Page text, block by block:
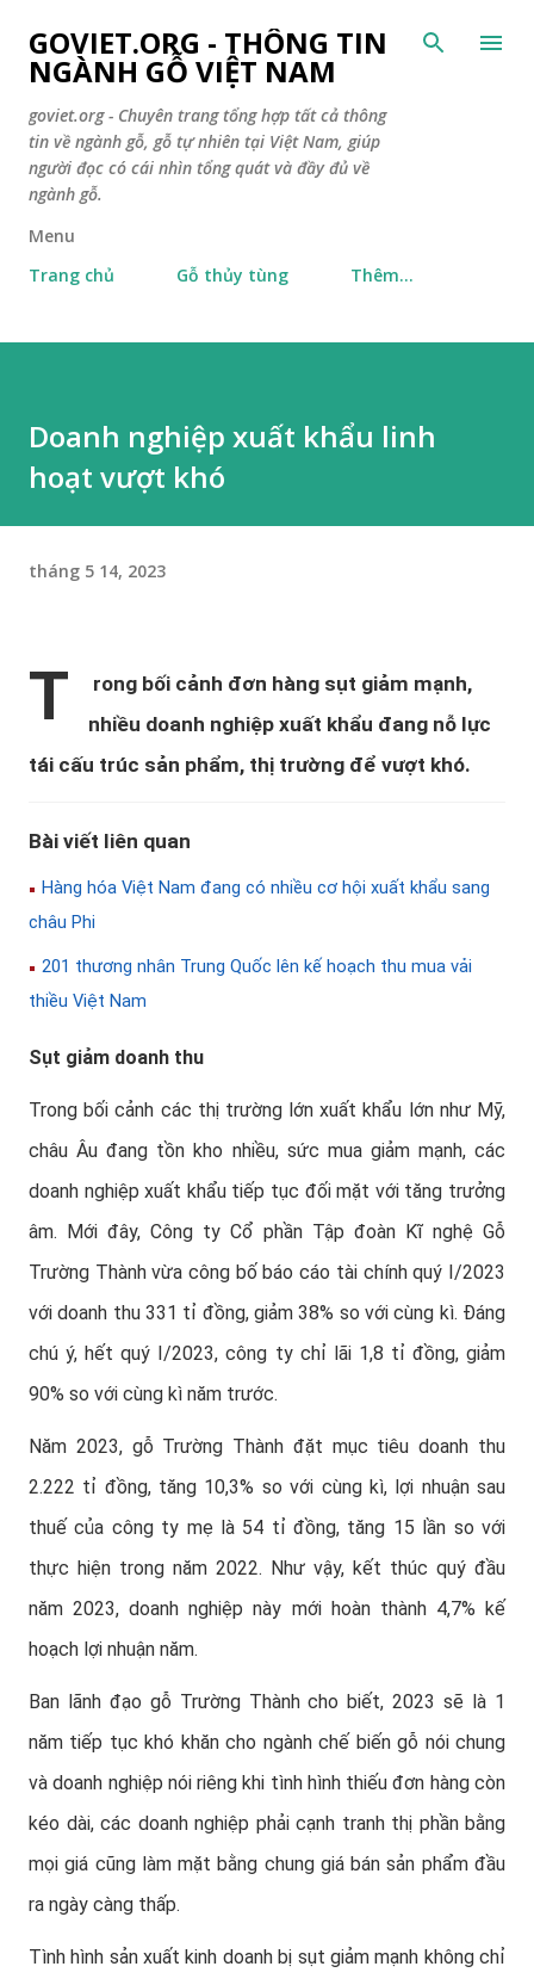
Chuyển đến nội dung chính
GOVIET.ORG - THÔNG TIN
NGÀNH GỖ VIỆT NAM
goviet.org - Chuyên trang tổng hợp tất cả thông
tin về ngành gỗ, gỗ tự nhiên tại Việt Nam, giúp
người đọc có cái nhìn tổng quát và đầy đủ về
ngành gỗ.
Menu
Trang chủ
Gỗ thủy tùng Thêm…
Doanh nghiệp xuất khẩu linh
hoạt vượt khó
tháng 5 14, 2023
T
rong bối cảnh đơn hàng sụt giảm mạnh,
nhiều doanh nghiệp xuất khẩu đang nỗ lực
tái cấu trúc sản phẩm, thị trường để vượt khó.
Bài viết liên quan
Hàng hóa Việt Nam đang có nhiều cơ hội xuất khẩu sang
châu Phi
201 thương nhân Trung Quốc lên kế hoạch thu mua vải
thiều Việt Nam
Sụt giảm doanh thu
Trong bối cảnh các thị trường lớn xuất khẩu lớn như Mỹ,
châu Âu đang tồn kho nhiều, sức mua giảm mạnh, các
doanh nghiệp xuất khẩu tiếp tục đối mặt với tăng trưởng
âm. Mới đây, Công ty Cổ phần Tập đoàn Kĩ nghệ Gỗ
Trường Thành vừa công bố báo cáo tài chính quý I/2023
với doanh thu 331 tỉ đồng, giảm 38% so với cùng kì. Đáng
chú ý, hết quý I/2023, công ty chỉ lãi 1,8 tỉ đồng, giảm
90% so với cùng kì năm trước.
Năm 2023, gỗ Trường Thành đặt mục tiêu doanh thu
2.222 tỉ đồng, tăng 10,3% so với cùng kì, lợi nhuận sau
thuế của công ty mẹ là 54 tỉ đồng, tăng 15 lần so với
thực hiện trong năm 2022. Như vậy, kết thúc quý đầu
năm 2023, doanh nghiệp này mới hoàn thành 4,7% kế
hoạch lợi nhuận năm.
Ban lãnh đạo gỗ Trường Thành cho biết, 2023 sẽ là 1
năm tiếp tục khó khăn cho ngành chế biến gỗ nói chung
và doanh nghiệp nói riêng khi tình hình thiếu đơn hàng còn
kéo dài, các doanh nghiệp phải cạnh tranh thị phần bằng
mọi giá cũng làm mặt bằng chung giá bán sản phẩm đầu
ra ngày càng thấp.
Tình hình sản xuất kinh doanh bị sụt giảm mạnh không chỉ